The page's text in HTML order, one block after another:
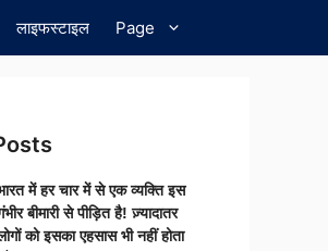
लाइफस्टाइल Page
में हर चार में से एक व्यक्ति इस
बीमारी से पीड़ित है! ज़्यादातर
को इसका एहसास भी नहीं होता